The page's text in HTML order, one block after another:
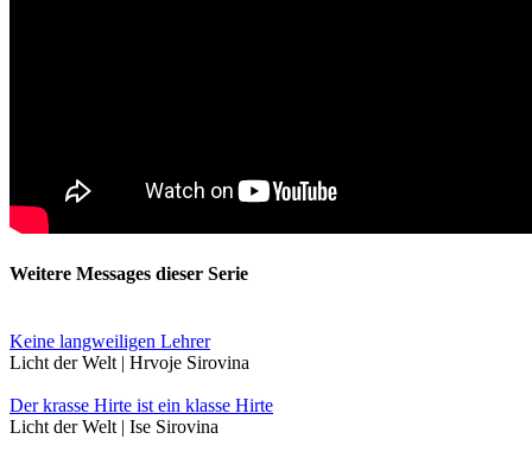
Weitere Messages dieser Serie
Keine langweiligen Lehrer
Licht der Welt | Hrvoje Sirovina
Der krasse Hirte ist ein klasse Hirte
Licht der Welt | Ise Sirovina